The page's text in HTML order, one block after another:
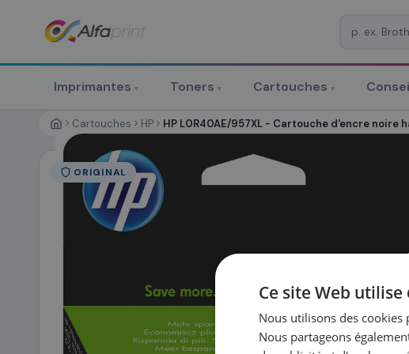
Imprimantes ▾ Toners ▾ Cartouches ▾
Cartouches HP HP L0R40AE/957XL - Cartouche d'encre noire
ORIGINAL
Prévoyez & économisez
personnalisé
RÉFÉRENCE DU PRODUIT
FRÉQUENCE*
DATE DE PREMIÈRE LIVRAISON SOUHAITÉE
PRÉNOM NOM*
Ce site Web utilise
Nous utilisons des
Nous partageons